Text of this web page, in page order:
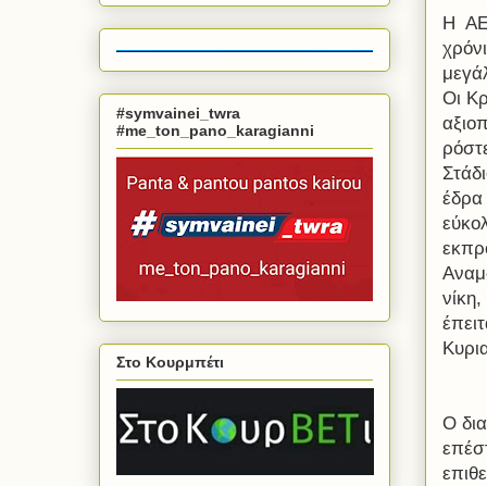
Η
Οι
έδρα
Ο
#symvainei_twra
#me_ton_pano_karagianni
Στο Κουρμπέτι